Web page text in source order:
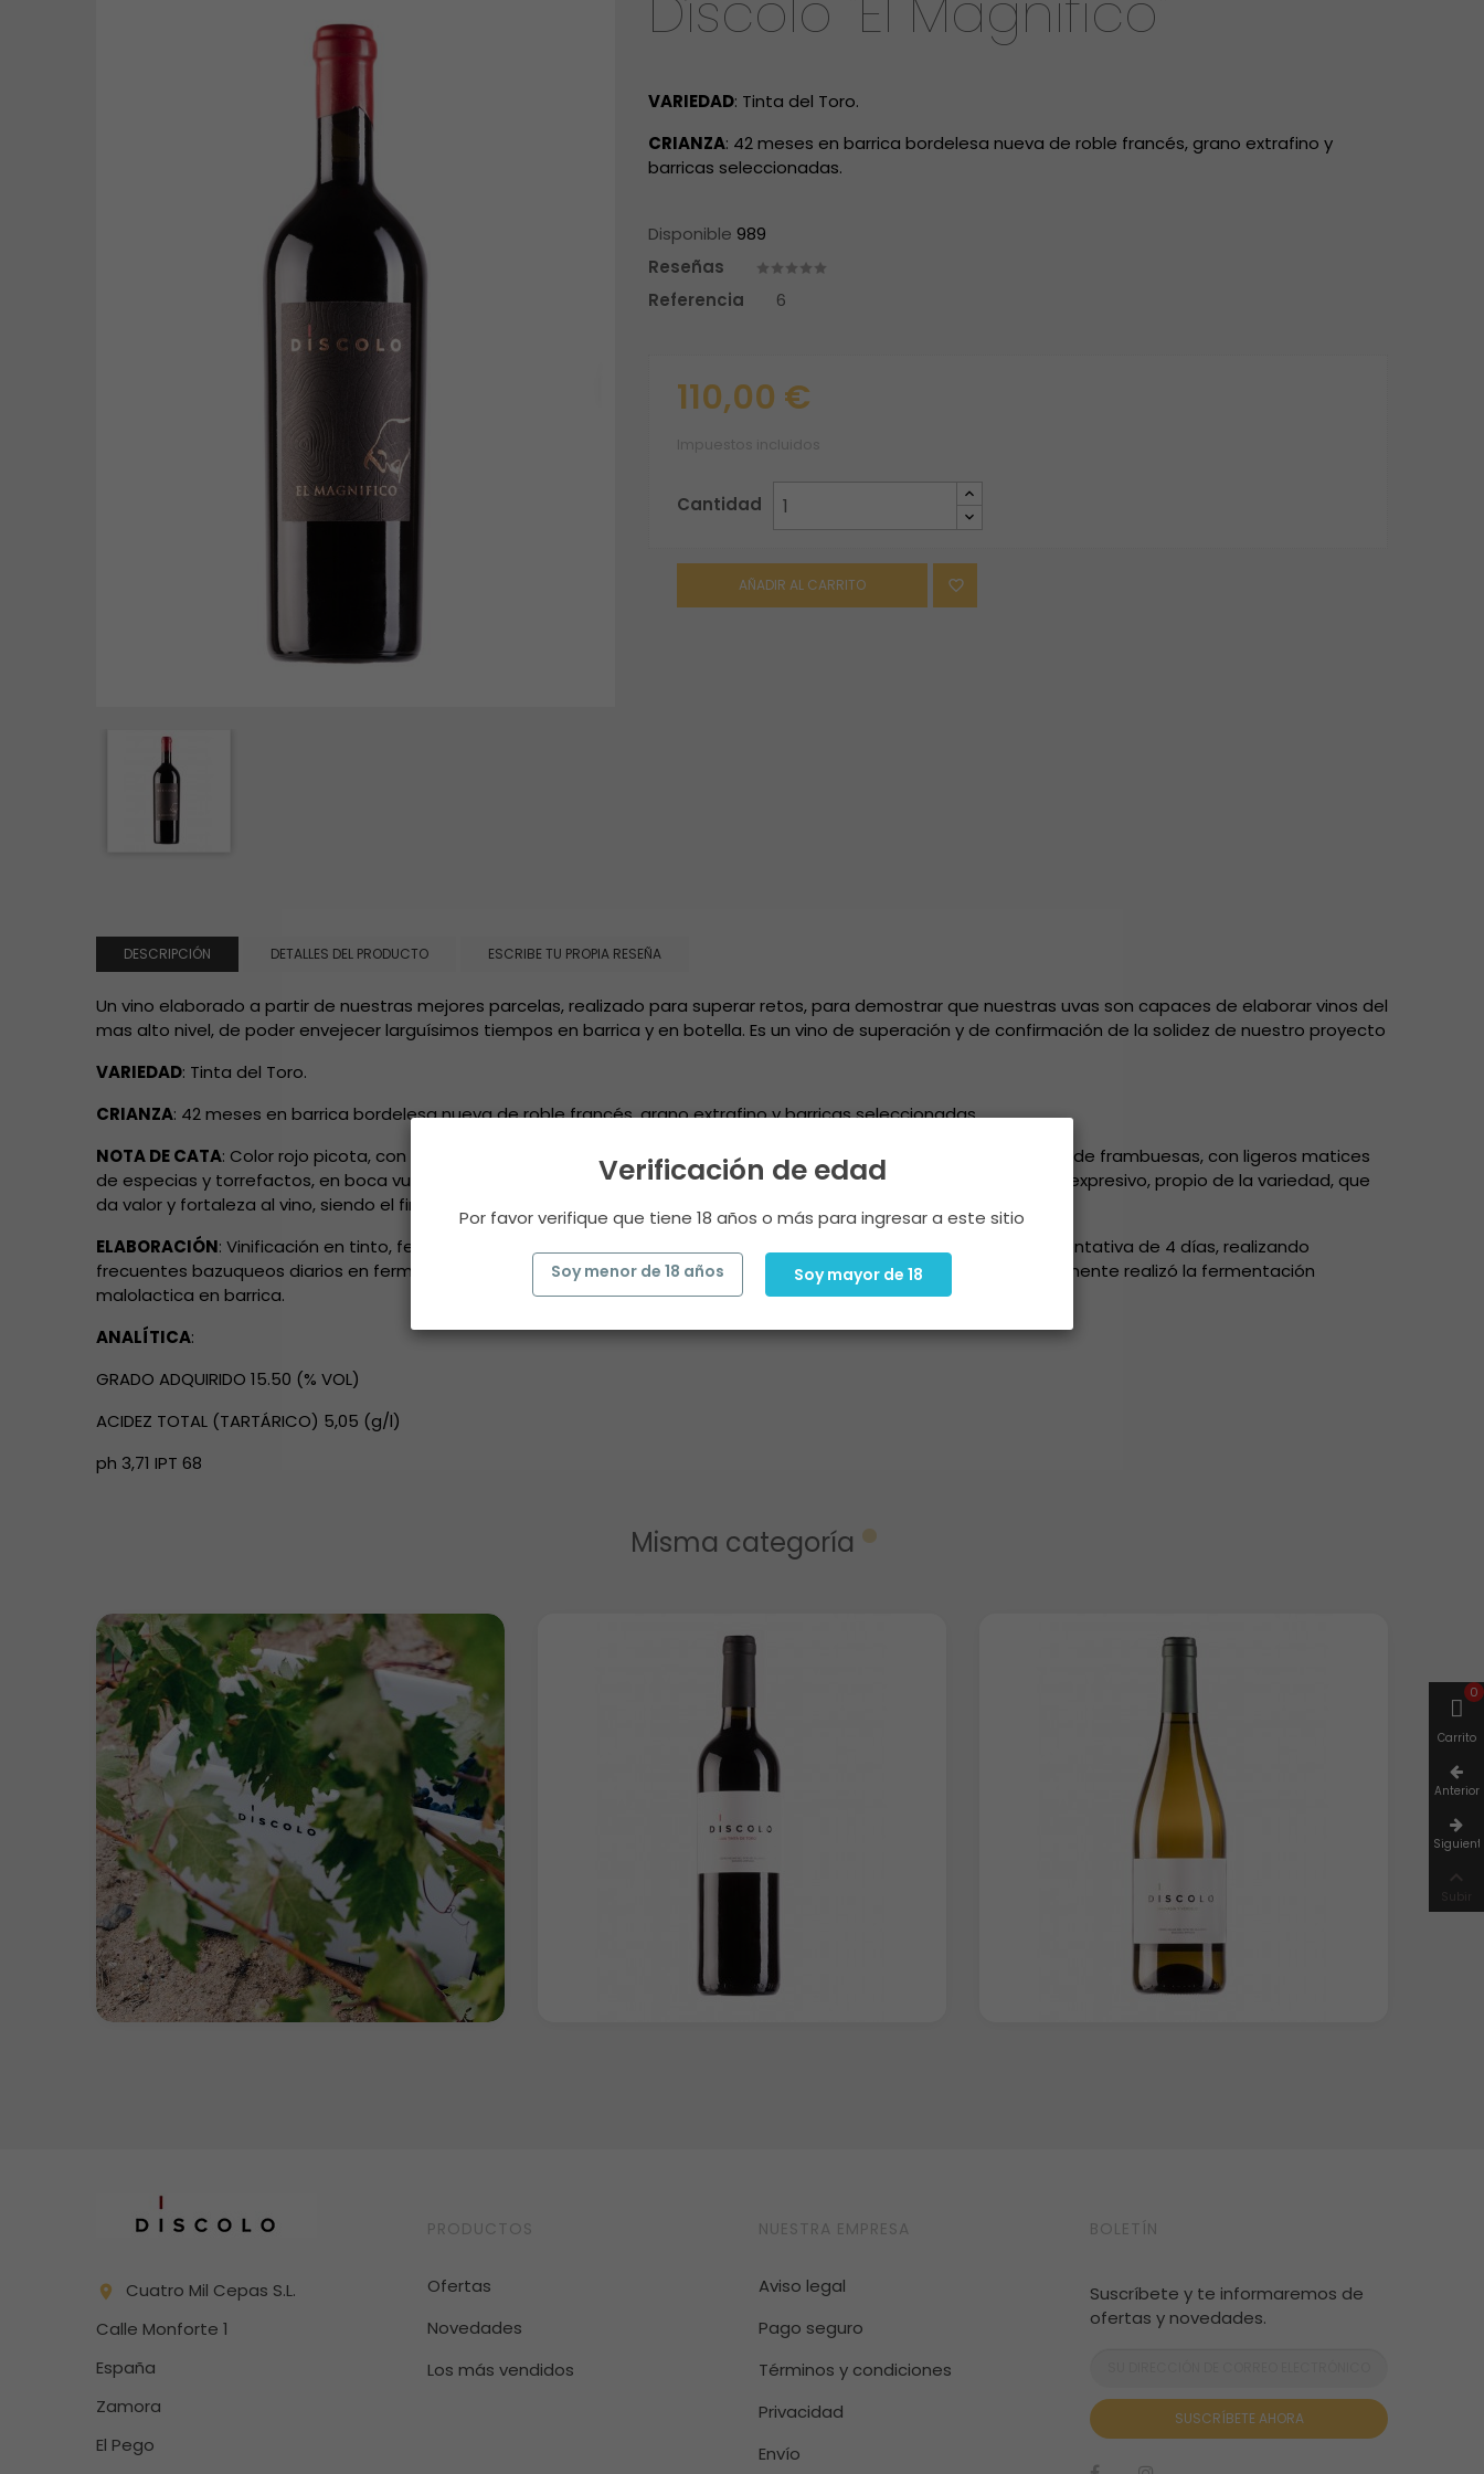
VARIEDAD: Tinta del Toro.
CRIANZA: 42 meses en barrica bordelesa nueva de roble francés, grano extrafino y
barricas seleccionadas.
Disponible 989
Reseñas
Referencia
6
110,00 €
Cantidad
AÑADIR AL CARRITO 
DESCRIPCIÓN DETALLES DEL PRODUCTO ESCRIBE TU PROPIA RESEÑA
Un vino elaborado a partir de nuestras mejores parcelas, realizado para superar retos, para demostrar que nuestras uvas son capaces de elaborar vinos del
mas alto nivel, de poder envejecer larguísimos tiempos en barrica y en botella. Es un vino de superación y de confirmación de la solidez de nuestro proyecto
VARIEDAD: Tinta del Toro.
CRIANZA: 42 meses en barrica bordelesa nueva de roble francés, grano extrafino y barricas seleccionadas.
NOTA DE CATA: Color rojo picota, con capa media-alta, con gran complejidad aromática, que recuerda a mermelada de frambuesas, con ligeros matices
de especias y torrefactos, en boca vuelve a aparecer la frescura de las frutas, en combinación, con un tanino dulce y expresivo, propio de la variedad, que
da valor y fortaleza al vino, siendo el final largo y muy atractivo.
ELABORACIÓN: Vinificación en tinto, fermentado en barrica, con un 15% de racimos enteros, con maceración prefermentativa de 4 días, realizando
frecuentes bazuqueos diarios en fermentación. Fermentación a baja temperatura y maceración de 31 días. Posteriormente realizó la fermentación
malolactica en barrica.
ANALÍTICA:
GRADO ADQUIRIDO 15.50 (% VOL)
ACIDEZ TOTAL (TARTÁRICO) 5,05 (g/l)
ph 3,71 IPT 68
Misma categoría

Cuatro Mil Cepas S.L.
Calle Monforte 1
España
Zamora
El Pego
PRODUCTOS
Ofertas
Novedades
Los más vendidos
NUESTRA EMPRESA
Aviso legal
Pago seguro
Términos y condiciones
Privacidad
Envío
BOLETÍN
Suscríbete y te informaremos de
ofertas y novedades.
SUSCRÍBETE AHORA
Verificación de edad
Por favor verifique que tiene 18 años o más para ingresar a este sitio
Soy menor de 18 años Soy mayor de 18
Carrito
0
Anterior
